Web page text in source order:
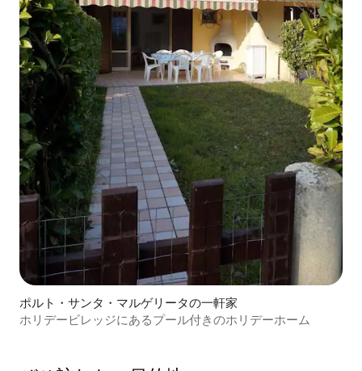
ポルト・サンタ・マルゲリータの一軒家
ホリデービレッジにあるプール付きのホリデーホーム